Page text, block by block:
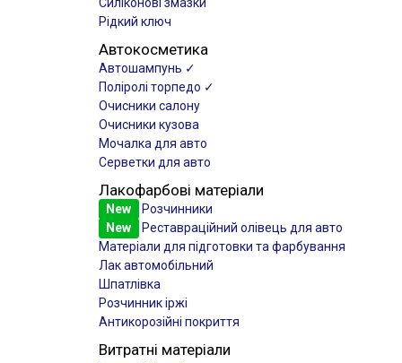
Рідкий ключ
Автокосметика
Автошампунь ✓
Поліролі торпедо ✓
Очисники салону
Очисники кузова
Мочалка для авто
Серветки для авто
Лакофарбові матеріали
New
Розчинники
New
Реставраційний олівець для авто
Матеріали для підготовки та фарбування
Лак автомобільний
Шпатлівка
Розчинник іржі
Антикорозійні покриття
Витратні матеріали